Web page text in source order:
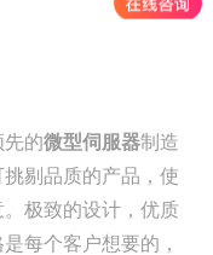
先的微型伺服器制造
剔品质的产品，使
极致的设计，优质
每个客户想要的，